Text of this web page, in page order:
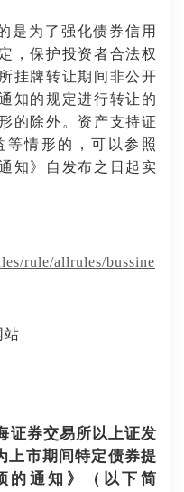
是为了强化债券信用
，保护投资者合法权
挂牌转让期间非公开
知的规定进行转让的
的除外。资产支持证
情形的，可以参照
知》自发布之日起实
rule/allrules/bussine
站
证券交易所以上证发
上市期间特定债券提
的通知》（以下简